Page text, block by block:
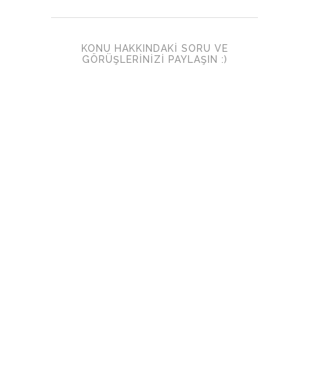
KONU HAKKINDAKI SORU VE
GÖRÜŞLERINIZI PAYLAŞIN :)